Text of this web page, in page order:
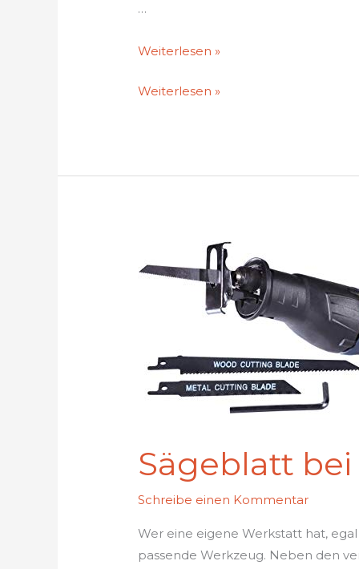
…
Sägeblatt
einer
Weiterlesen »
Sägeblatt
tauschen
Weiterlesen »
Sägeblatt
Schreibe einen Kommentar
Wer eine eigene Werkstatt hat,
passende Werkzeug. Neben den